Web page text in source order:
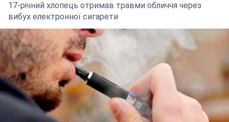
17-річний хлопець отримав травми обличчя через
вибух електронної сигарети